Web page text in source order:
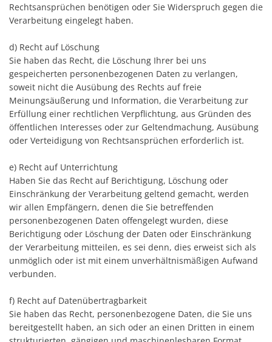
Rechtsansprüchen benötigen oder Sie Widerspruch gegen die
Verarbeitung eingelegt haben.
d) Recht auf Löschung
Sie haben das Recht, die Löschung Ihrer bei uns
gespeicherten personenbezogenen Daten zu verlangen,
soweit nicht die Ausübung des Rechts auf freie
Meinungsäußerung und Information, die Verarbeitung zur
Erfüllung einer rechtlichen Verpflichtung, aus Gründen des
öffentlichen Interesses oder zur Geltendmachung, Ausübung
oder Verteidigung von Rechtsansprüchen erforderlich ist.
e) Recht auf Unterrichtung
Haben Sie das Recht auf Berichtigung, Löschung oder
Einschränkung der Verarbeitung geltend gemacht, werden
wir allen Empfängern, denen die Sie betreffenden
personenbezogenen Daten offengelegt wurden, diese
Berichtigung oder Löschung der Daten oder Einschränkung
der Verarbeitung mitteilen, es sei denn, dies erweist sich als
unmöglich oder ist mit einem unverhältnismäßigen Aufwand
verbunden.
f) Recht auf Datenübertragbarkeit
Sie haben das Recht, personenbezogene Daten, die Sie uns
bereitgestellt haben, an sich oder an einen Dritten in einem